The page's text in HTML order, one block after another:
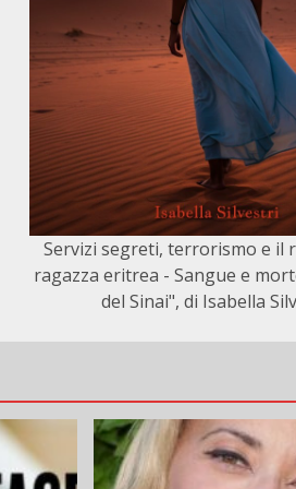
Servizi segreti, terrorismo e il
ragazza eritrea - Sangue e
del Sinai", di Isabella